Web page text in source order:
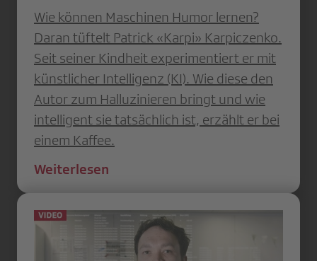
Wie können Maschinen Humor lernen?
Daran tüftelt Patrick «Karpi» Karpiczenko.
Seit seiner Kindheit experimentiert er mit
künstlicher Intelligenz (KI). Wie diese den
Autor zum Halluzinieren bringt und wie
intelligent sie tatsächlich ist, erzählt er bei
einem Kaffee.
Weiterlesen